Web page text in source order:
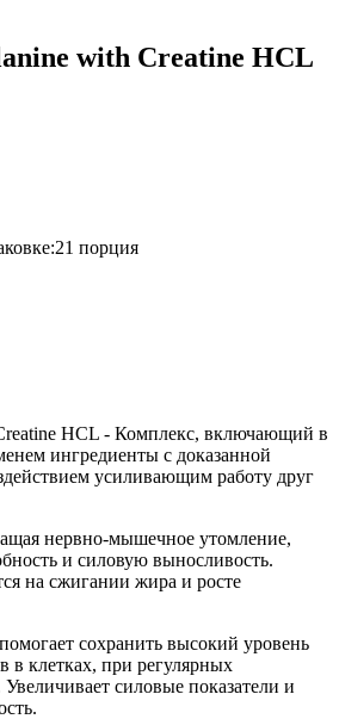
with Creatine HCL
21 порция
HCL - Комплекс, включающий в
ингредиенты с доказанной
усиливающим работу друг
нервно-мышечное утомление,
и силовую выносливость.
на сжигании жира и росте
сохранить высокий уровень
в клетках, при регулярных
силовые показатели и